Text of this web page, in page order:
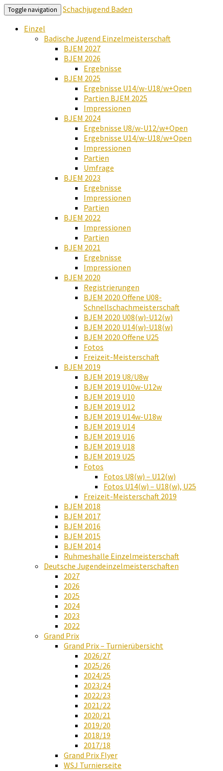
Toggle navigation
Schachjugend Baden
Einzel
Badische Jugend Einzelmeisterschaft
BJEM 2027
BJEM 2026
Ergebnisse
BJEM 2025
Ergebnisse U14/w-U18/w+Open
Partien BJEM 2025
Impressionen
BJEM 2024
Ergebnisse U8/w-U12/w+Open
Ergebnisse U14/w-U18/w+Open
Impressionen
Partien
Umfrage
BJEM 2023
Ergebnisse
Impressionen
Partien
BJEM 2022
Impressionen
Partien
BJEM 2021
Ergebnisse
Impressionen
BJEM 2020
Registrierungen
BJEM 2020 Offene U08-
Schnellschachmeisterschaft
BJEM 2020 U08(w)-U12(w)
BJEM 2020 U14(w)-U18(w)
BJEM 2020 Offene U25
Fotos
Freizeit-Meisterschaft
BJEM 2019
BJEM 2019 U8/U8w
BJEM 2019 U10w-U12w
BJEM 2019 U10
BJEM 2019 U12
BJEM 2019 U14w-U18w
BJEM 2019 U14
BJEM 2019 U16
BJEM 2019 U18
BJEM 2019 U25
Fotos
Fotos U8(w) – U12(w)
Fotos U14(w) – U18(w), U25
Freizeit-Meisterschaft 2019
BJEM 2018
BJEM 2017
BJEM 2016
BJEM 2015
BJEM 2014
Ruhmeshalle Einzelmeisterschaft
Deutsche Jugendeinzelmeisterschaften
2027
2026
2025
2024
2023
2022
Grand Prix
Grand Prix – Turnierübersicht
2026/27
2025/26
2024/25
2023/24
2022/23
2021/22
2020/21
2019/20
2018/19
2017/18
Grand Prix Flyer
WSJ Turnierseite